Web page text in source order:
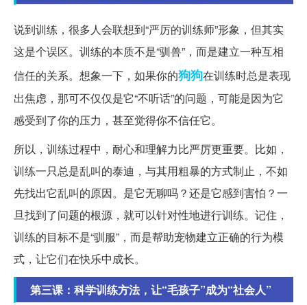
说到训练，很多人会联想到“严厉的训练师”形象，但其实
这是个误区。训练的本质不是“驯兽”，而是建立一种互相
信任的关系。想象一下，如果你的狗狗在训练时总是表现
出焦虑，那可不仅仅是它“不听话”的问题，可能是因为它
感受到了你的压力，甚至觉得你不信任它。
所以，训练过程中，耐心和理解力比严厉更重要。比如，
训练一只总是乱叫的泰迪，与其用粗暴的方式制止，不如
先找出它乱叫的原因。是它无聊吗？还是它感到害怕？一
旦找到了问题的根源，就可以针对性地进行训练。记住，
训练的目标不是“驯服”，而是帮助宠物建立正确的行为模
式，让它们在快乐中成长。
第三课：科学训练方法，让“毛孩子”成为“社会人”